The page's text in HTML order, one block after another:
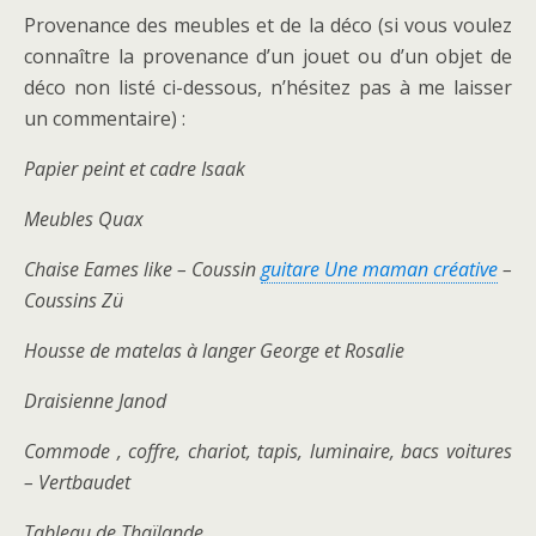
Provenance des meubles et de la déco (si vous voulez
connaître la provenance d’un jouet ou d’un objet de
déco non listé ci-dessous, n’hésitez pas à me laisser
un commentaire) :
Papier peint et cadre Isaak
Meubles Quax
Chaise Eames like – Coussinguitare Une maman créative–
Coussins Zü
Housse de matelas à langer George et Rosalie
Draisienne Janod
Commode , coffre, chariot, tapis, luminaire, bacs voitures
– Vertbaudet